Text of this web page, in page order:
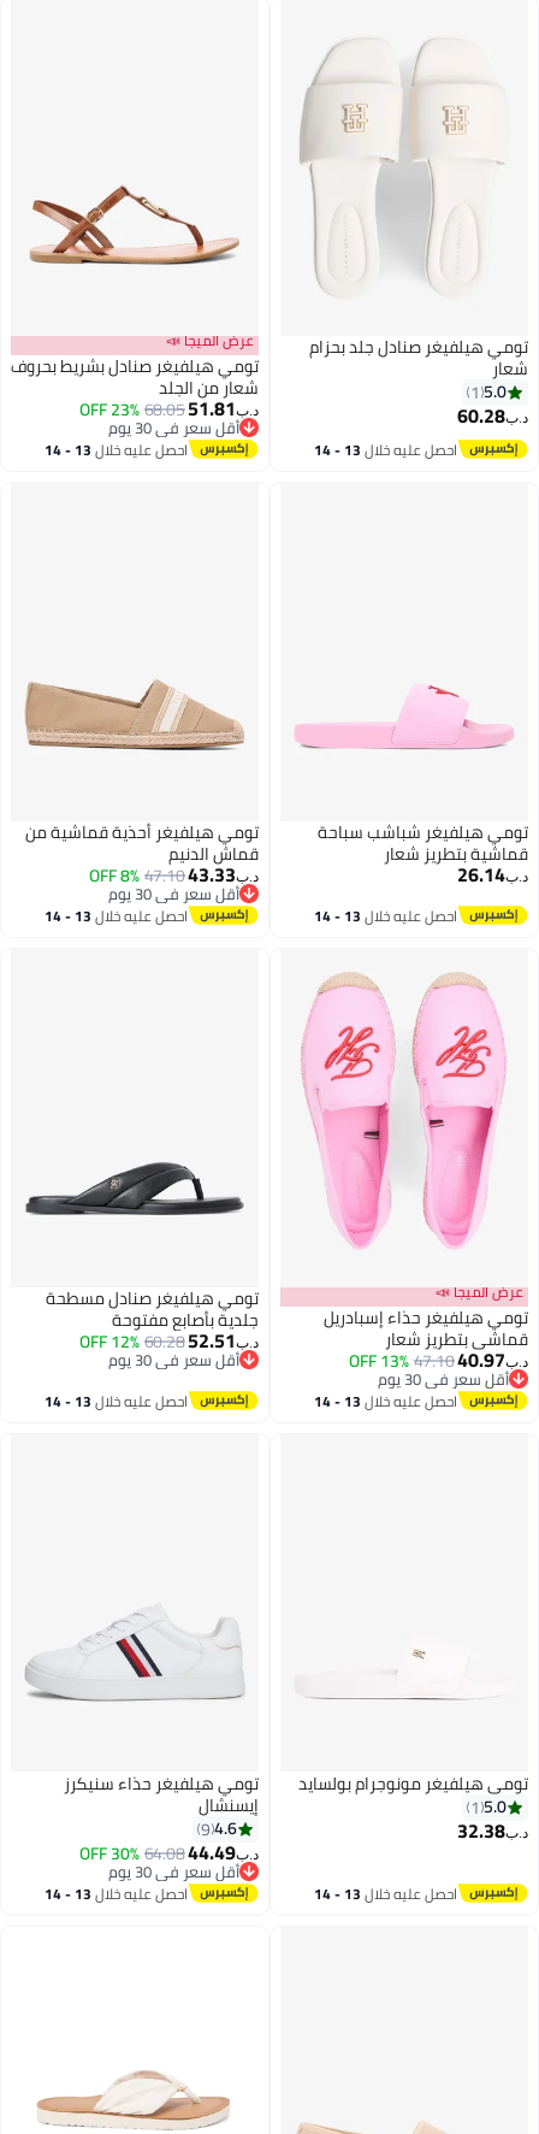
تومي هيلفيغر صنادل جلد بحزام
شعار
5.0
1
د.ب‏60.28
احصل عليه خلال 13 - 14
عرض الميجا 📣
تومي هيلفيغر صنادل بشريط بحروف
شعار من الجلد
د.ب‏51.81
68.05
23% OFF
أقل سعر في 30 يوم
أقل سعر في 30 يوماحصل عليه خلال 13 - 14
2
تومي هيلفيغر شباشب سباحة
قماشية بتطريز شعار
د.ب‏26.14
احصل عليه خلال 13 - 14
2
تومي هيلفيغر أحذية قماشية من
قماش الدنيم
د.ب‏43.33
47.10
8% OFF
أقل سعر في 30 يوم
أقل سعر في 30 يوماحصل عليه خلال 13 - 14
3
عرض الميجا 📣
تومي هيلفيغر حذاء إسبادريل
قماشي بتطريز شعار
د.ب‏40.97
47.10
13% OFF
أقل سعر في 30 يوم
أقل سعر في 30 يوماحصل عليه خلال 13 - 14
2
تومي هيلفيغر صنادل مسطحة
جلدية بأصابع مفتوحة
د.ب‏52.51
60.28
12% OFF
أقل سعر في 30 يوم
أقل سعر في 30 يوم
احصل عليه خلال 13 - 14
تومي هيلفيغر مونوجرام بولسايد
5.0
1
د.ب‏32.38
احصل عليه خلال 13 - 14
تومي هيلفيغر حذاء سنيكرز
إيسنشال
4.6
9
د.ب‏44.49
64.08
30% OFF
أقل سعر في 30 يوم
أقل سعر في 30 يوماحصل عليه خلال 13 - 14